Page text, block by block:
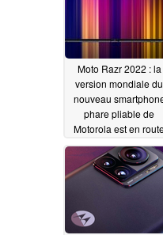
principal de 108 Mpx
Moto Razr 2022 : la
version mondiale du
nouveau
phare pliable de
Motorola est en
09/23/2022